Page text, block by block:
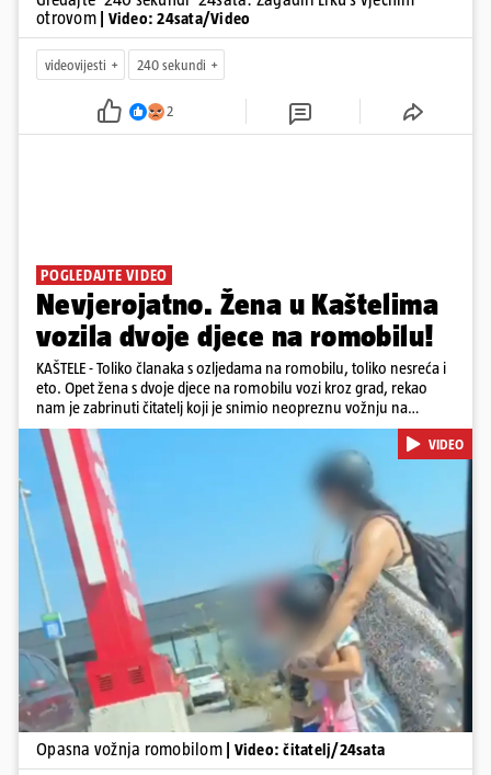
otrovom
| Video: 24sata/Video
videovijesti 240 sekundi
2
POGLEDAJTE VIDEO
Nevjerojatno. Žena u Kaštelima
vozila dvoje djece na romobilu!
KAŠTELE - Toliko članaka s ozljedama na romobilu, toliko nesreća i
eto. Opet žena s dvoje djece na romobilu vozi kroz grad, rekao
nam je zabrinuti čitatelj koji je snimio neopreznu vožnju na
romobilu u četvrtak prijepodne kroz Kaštele. Podsjetimo, mjesec i
pol od smrti dječaka (14) u Metkoviću, pad s električnog romobila
odnio je još jedan mladi život. Unatoč naporima liječnika KBC-a
Zagreb, u ponedjeljak maloljetnik je podlegao ozljedama
zadobivenima u padu s romobila.
Pokretanje videa...
VIDEO
Opasna vožnja romobilom | Video: čitatelj/24sata